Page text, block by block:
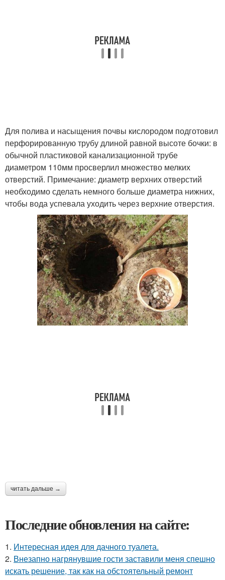
Для полива и насыщения почвы кислородом подготовил
перфорированную трубу длиной равной высоте бочки: в
обычной пластиковой канализационной трубе
диаметром 110мм просверлил множество мелких
отверстий. Примечание: диаметр верхних отверстий
необходимо сделать немного больше диаметра нижних,
чтобы вода успевала уходить через верхние отверстия.
читать дальше →
Последние обновления на сайте:
1. Интересная идея для дачного туалета.
2. Внезапно нагрянувшие гости заставили меня спешно
искать решение, так как на обстоятельный ремонт